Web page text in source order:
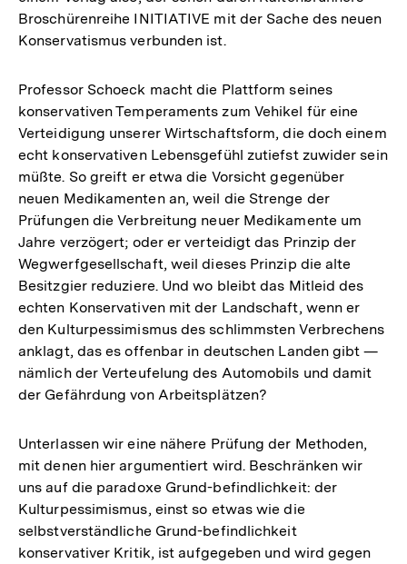
Broschürenreihe INITIATIVE mit der Sache des neuen
Konservatismus verbunden ist.
Professor Schoeck macht die Plattform seines
konservativen Temperaments zum Vehikel für eine
Verteidigung unserer Wirtschaftsform, die doch einem
echt konservativen Lebensgefühl zutiefst zuwider sein
müßte. So greift er etwa die Vorsicht gegenüber
neuen Medikamenten an, weil die Strenge der
Prüfungen die Verbreitung neuer Medikamente um
Jahre verzögert; oder er verteidigt das Prinzip der
Wegwerfgesellschaft, weil dieses Prinzip die alte
Besitzgier reduziere. Und wo bleibt das Mitleid des
echten Konservativen mit der Landschaft, wenn er
den Kulturpessimismus des schlimmsten Verbrechens
anklagt, das es offenbar in deutschen Landen gibt —
nämlich der Verteufelung des Automobils und damit
der Gefährdung von Arbeitsplätzen?
Unterlassen wir eine nähere Prüfung der Methoden,
mit denen hier argumentiert wird. Beschränken wir
uns auf die paradoxe Grund-befindlichkeit: der
Kulturpessimismus, einst so etwas wie die
selbstverständliche Grund-befindlichkeit
konservativer Kritik, ist aufgegeben und wird gegen